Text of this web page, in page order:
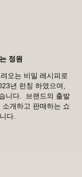
정원
오는 비밀 레시피로
년 런칭 하였으며,
니다.
브랜드의 출발
개하고 판매하는 쇼
다.